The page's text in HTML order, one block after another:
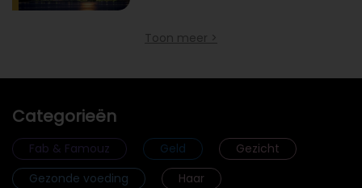
Toon meer >
Categorieën
Fab & Famouz Geld
Gezicht
Gezonde voeding
Haar